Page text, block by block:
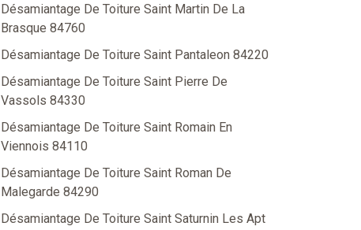
Désamiantage De Toiture Saint Martin De La
Brasque 84760
Désamiantage De Toiture Saint Pantaleon 84220
Désamiantage De Toiture Saint Pierre De
Vassols 84330
Désamiantage De Toiture Saint Romain En
Viennois 84110
Désamiantage De Toiture Saint Roman De
Malegarde 84290
Désamiantage De Toiture Saint Saturnin Les Apt